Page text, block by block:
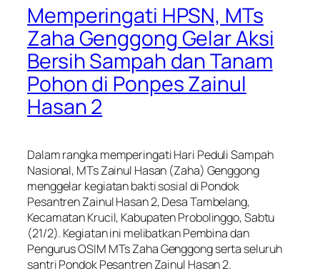
Memperingati HPSN, MTs
Zaha Genggong Gelar Aksi
Bersih Sampah dan Tanam
Pohon di Ponpes Zainul
Hasan 2
Dalam rangka memperingati Hari Peduli Sampah
Nasional, MTs Zainul Hasan (Zaha) Genggong
menggelar kegiatan bakti sosial di Pondok
Pesantren Zainul Hasan 2, Desa Tambelang,
Kecamatan Krucil, Kabupaten Probolinggo, Sabtu
(21/2). Kegiatan ini melibatkan Pembina dan
Pengurus OSIM MTs Zaha Genggong serta seluruh
santri Pondok Pesantren Zainul Hasan 2.